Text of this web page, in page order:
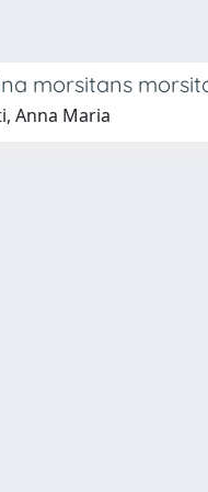
morsitans
Anna Maria